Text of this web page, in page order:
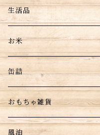
生活品
お米
缶詰
おもちゃ雑貨
風油